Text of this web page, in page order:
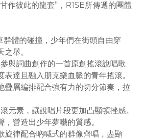
作彼此的龍套”，R1SE所傳遞的團體
群體的碰撞，少年們在街頭自由穿
舉。
與詞曲創作的一首原創搖滾說唱歌
表達且融入朋克樂血脈的青年搖滾。
疊層編排配合強有力的切分節奏，拉
元素，讓說唱片段更加凸顯頓挫感。
，營造出少年夢囈的質感。
旋律配合吶喊式的群像齊唱，盡顯